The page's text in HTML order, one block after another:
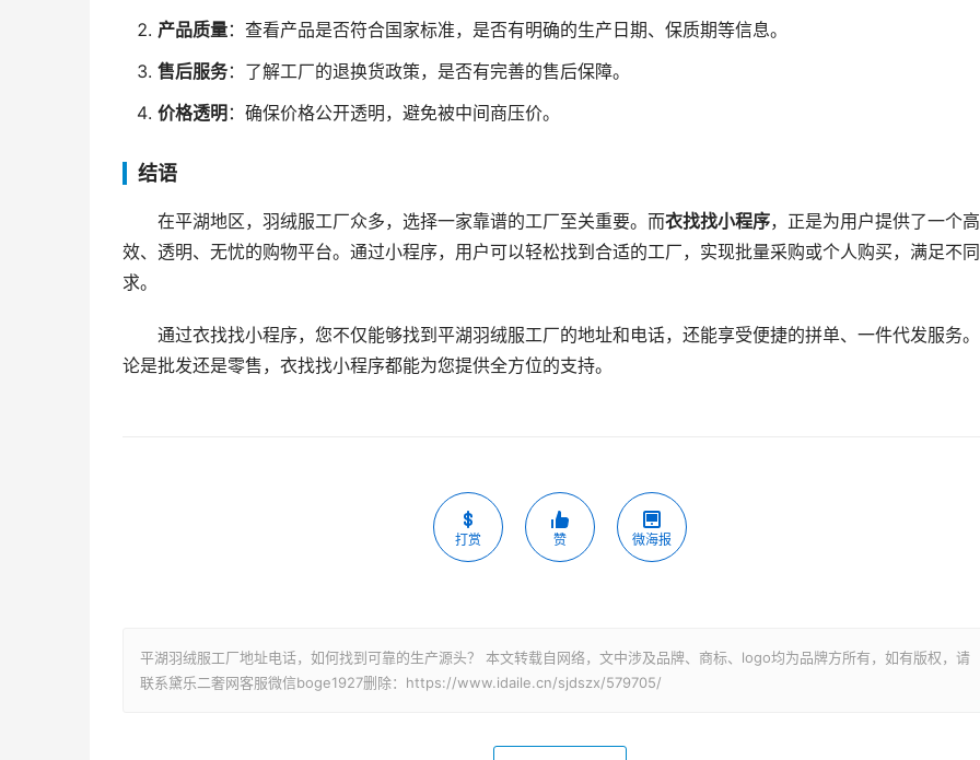
产品质量：查看产品是否符合国家标准，是否有明确的生产日期、保质期等信息。
售后服务：了解工厂的退换货政策，是否有完善的售后保障。
价格透明 ：确保价格公开透明，避免被中间商压价。
结语
在平湖地区，羽绒服工厂众多，选择一家靠谱的工厂至关重要。而衣找找小程序，正是为用户提供了一个高
效、透明、无忧的购物平台。通过小程序，用户可以轻松找到合适的工厂，实现批量采购或个人购买，满足不
求。
通过衣找找小程序，您不仅能够找到平湖羽绒服工厂的地址和电话，还能享受便捷的拼单、一件代发服务
论是批发还是零售，衣找找小程序都能为您提供全方位的支持。
打赏 赞 微海报
平湖羽绒服工厂地址电话，如何找到可靠的生产源头？ 本文转载自网络，文中涉及品牌、商标、logo均为品牌方所有，如有版权，请
联系黛乐二奢网客服微信boge1927删除：https://www.idaile.cn/sjdszx/579705/